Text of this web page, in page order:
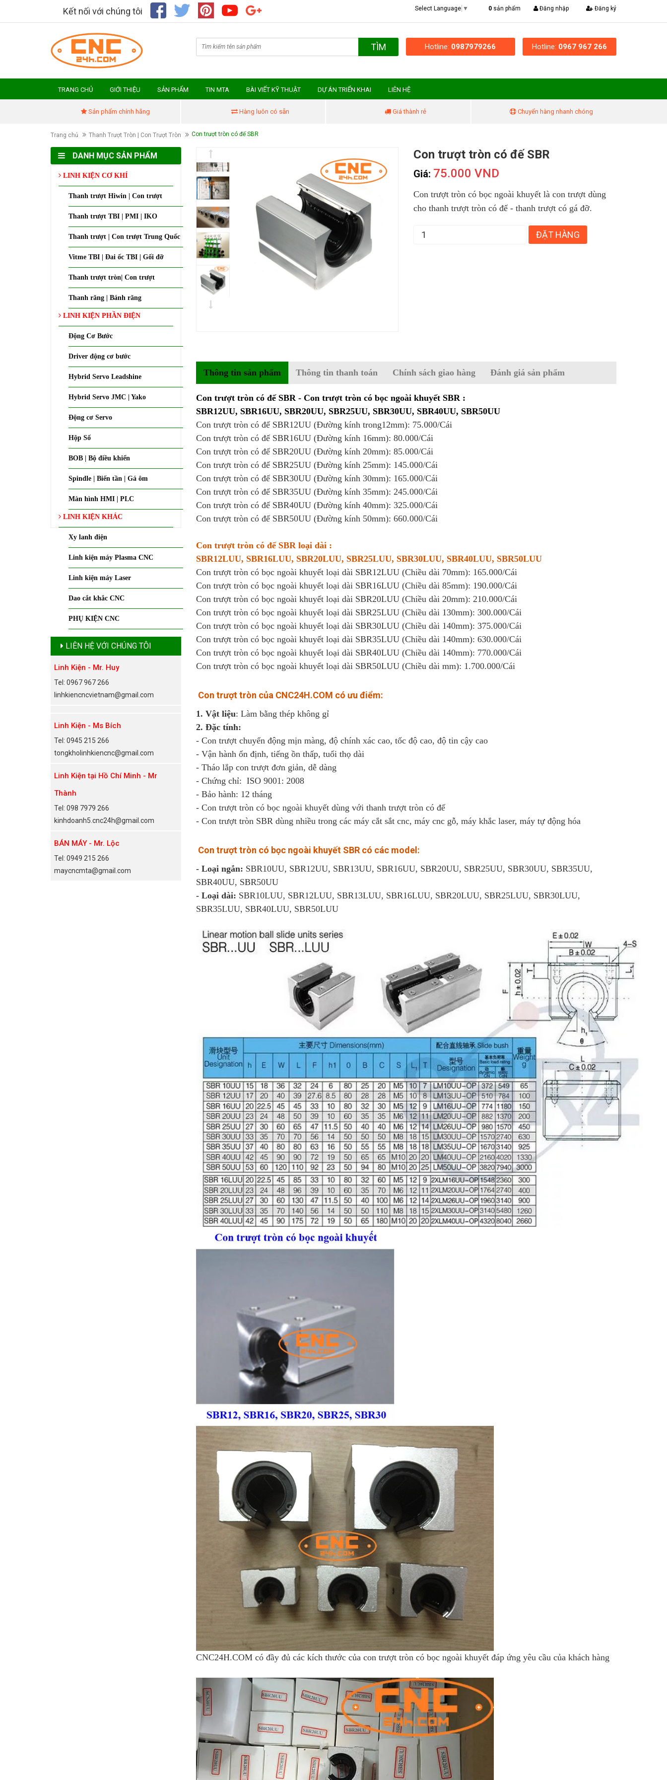
Kết nối với chúng tôi Select Language ▼ 0 sản phẩm Đăng nhập Đăng ký
TÌM Hotline: 0987979266 Hotline: 0967 967 266
TRANG CHỦ GIỚI THIỆU SẢN PHẨM TIN MTA BÀI VIẾT KỸ THUẬT DỰ ÁN TRIỂN KHAI LIÊN HỆ
Sản phẩm chính hãng Hàng luôn có sẵn Giá thành rẻ Chuyển hàng nhanh chóng
Trang chủ Thanh Trượt Tròn | Con Trượt Tròn Con trượt tròn có đế SBR
DANH MỤC SẢN PHẨM
LINH KIỆN CƠ KHÍ
Thanh trượt Hiwin | Con trượt
Thanh trượt TBI | PMI | IKO
Thanh trượt | Con trượt Trung Quốc
Vitme TBI | Đai ốc TBI | Gối đỡ
Thanh trượt tròn| Con trượt
Thanh răng | Bánh răng
LINH KIỆN PHẦN ĐIỆN
Động Cơ Bước
Driver động cơ bước
Hybrid Servo Leadshine
Hybrid Servo JMC | Yako
Động cơ Servo
Hộp Số
BOB | Bộ điều khiển
Spindle | Biến tần | Gá ôm
Màn hình HMI | PLC
LINH KIỆN KHÁC
Xy lanh điện
Linh kiện máy Plasma CNC
Linh kiện máy Laser
Dao cắt khắc CNC
PHỤ KIỆN CNC
LIÊN HỆ VỚI CHÚNG TÔI
Linh Kiện - Mr. Huy
Tel: 0967 967 266
linhkiencncvietnam@gmail.com
Linh Kiện - Ms Bích
Tel: 0945 215 266
tongkholinhkiencnc@gmail.com
Linh Kiện tại Hồ Chí Minh - Mr
Thành
Tel: 098 7979 266
kinhdoanh5.cnc24h@gmail.com
BÁN MÁY - Mr. Lộc
Tel: 0949 215 266
maycncmta@gmail.com
Con trượt tròn có đế SBR
Giá: 75.000 VND
Con trượt tròn có bọc ngoài khuyết là con trượt dùng
cho thanh trượt tròn có đế - thanh trượt có gá đỡ.
ĐẶT HÀNG
Thông tin sản phẩm Thông tin thanh toán Chính sách giao hàng Đánh giá sản phẩm
Con trượt tròn có đế SBR - Con trượt tròn có bọc ngoài khuyết SBR :
SBR12UU, SBR16UU, SBR20UU, SBR25UU, SBR30UU, SBR40UU, SBR50UU
Con trượt tròn có đế SBR12UU (Đường kính trong12mm): 75.000/Cái
Con trượt tròn có đế SBR16UU (Đường kính 16mm): 80.000/Cái
Con trượt tròn có đế SBR20UU (Đường kính 20mm): 85.000/Cái
Con trượt tròn có đế SBR25UU (Đường kính 25mm): 145.000/Cái
Con trượt tròn có đế SBR30UU (Đường kính 30mm): 165.000/Cái
Con trượt tròn có đế SBR35UU (Đường kính 35mm): 245.000/Cái
Con trượt tròn có đế SBR40UU (Đường kính 40mm): 325.000/Cái
Con trượt tròn có đế SBR50UU (Đường kính 50mm): 660.000/Cái
Con trượt tròn có đế SBR loại dài :
SBR12LUU, SBR16LUU, SBR20LUU, SBR25LUU, SBR30LUU, SBR40LUU, SBR50LUU
Con trượt tròn có bọc ngoài khuyết loại dài SBR12LUU (Chiều dài 70mm): 165.000/Cái
Con trượt tròn có bọc ngoài khuyết loại dài SBR16LUU (Chiều dài 85mm): 190.000/Cái
Con trượt tròn có bọc ngoài khuyết loại dài SBR20LUU (Chiều dài 20mm): 210.000/Cái
Con trượt tròn có bọc ngoài khuyết loại dài SBR25LUU (Chiều dài 130mm): 300.000/Cái
Con trượt tròn có bọc ngoài khuyết loại dài SBR30LUU (Chiều dài 140mm): 375.000/Cái
Con trượt tròn có bọc ngoài khuyết loại dài SBR35LUU (Chiều dài 140mm): 630.000/Cái
Con trượt tròn có bọc ngoài khuyết loại dài SBR40LUU (Chiều dài 140mm): 770.000/Cái
Con trượt tròn có bọc ngoài khuyết loại dài SBR50LUU (Chiều dài mm): 1.700.000/Cái
Con trượt tròn của CNC24H.COM có ưu điểm:
1. Vật liệu: Làm bằng thép không gỉ
2. Đặc tính:
- Con trượt chuyển động mịn màng, độ chính xác cao, tốc độ cao, độ tin cậy cao
- Vận hành ổn định, tiếng ồn thấp, tuổi thọ dài
- Tháo lắp con trượt đơn giản, dễ dàng
- Chứng chỉ: ISO 9001: 2008
- Bảo hành: 12 tháng
- Con trượt tròn có bọc ngoài khuyết dùng với thanh trượt tròn có đế
- Con trượt tròn SBR dùng nhiều trong các máy cắt sắt cnc, máy cnc gỗ, máy khắc laser, máy tự động hóa
Con trượt tròn có bọc ngoài khuyết SBR có các model:
- Loại ngắn: SBR10UU, SBR12UU, SBR13UU, SBR16UU, SBR20UU, SBR25UU, SBR30UU, SBR35UU,
SBR40UU, SBR50UU
- Loại dài: SBR10LUU, SBR12LUU, SBR13LUU, SBR16LUU, SBR20LUU, SBR25LUU, SBR30LUU,
SBR35LUU, SBR40LUU, SBR50LUU
CNC24H.COM có đầy đủ các kích thước của con trượt tròn có bọc ngoài khuyết đáp ứng yêu cầu của khách hàng